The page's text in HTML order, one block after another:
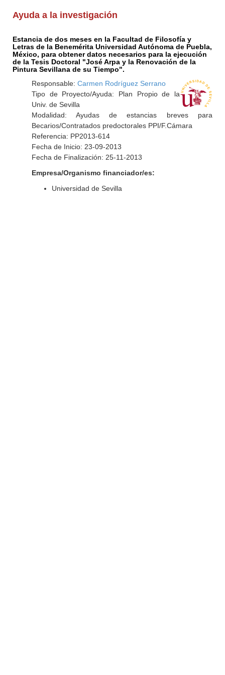
Ayuda a la investigación
Estancia de dos meses en la Facultad de Filosofía y
Letras de la Benemérita Universidad Autónoma de Puebla,
México, para obtener datos necesarios para la ejecución
de la Tesis Doctoral "José Arpa y la Renovación de la
Pintura Sevillana de su Tiempo".
Responsable: Carmen Rodríguez Serrano
Tipo de Proyecto/Ayuda: Plan Propio de la
Univ. de Sevilla
Modalidad: Ayudas de estancias breves para
Becarios/Contratados predoctorales PPI/F.Cámara
Referencia: PP2013-614
Fecha de Inicio: 23-09-2013
Fecha de Finalización: 25-11-2013
Empresa/Organismo financiador/es:
Universidad de Sevilla